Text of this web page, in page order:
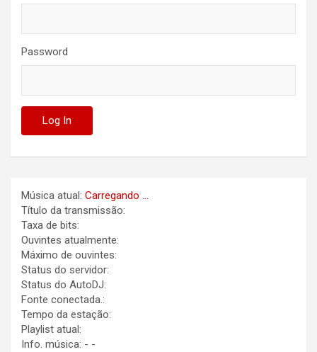
Password
Música atual: Carregando ...
Título da transmissão:
Taxa de bits:
Ouvintes atualmente:
Máximo de ouvintes:
Status do servidor:
Status do AutoDJ:
Fonte conectada.:
Tempo da estação:
Playlist atual:
Info. música: - -